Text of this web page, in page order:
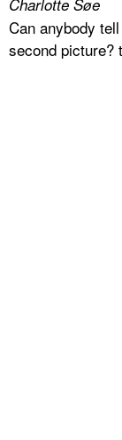
Can anybody
second picture?